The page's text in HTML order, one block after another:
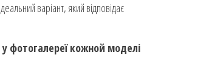
варіант, який відповідає
фотогалереї кожной моделі